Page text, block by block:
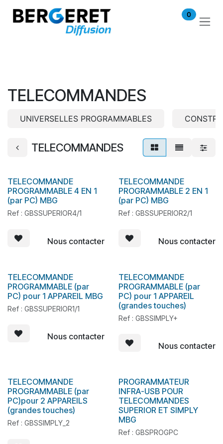
Se rendre au contenu
0
TELECOMMANDES
UNIVERSELLES PROGRAMMABLES
TELECOMMANDES
En stock
TELECOMMANDE
PROGRAMMABLE 4 EN 1
(par PC) MBG
Ref : GBSSUPERIOR4/1
Nous contacter
TELECOMMANDE
PROGRAMMABLE 2 EN 1
(par PC) MBG
Ref : GBSSUPERIOR2/1
Nous contacter
En stock
TELECOMMANDE
PROGRAMMABLE (par
PC) pour 1 APPAREIL MBG
Ref : GBSSUPERIOR1/1
Nous contacter
En stock
TELECOMMANDE
PROGRAMMABLE (par
PC) pour 1 APPAREIL
(grandes touches)
Ref : GBSSIMPLY+
Nous contacter
En stock
TELECOMMANDE
PROGRAMMABLE (par
PC)pour 2 APPAREILS
(grandes touches)
Ref : GBSSIMPLY_2
En stock
PROGRAMMATEUR
INFRA-USB POUR
TELECOMMANDES
SUPERIOR ET SIMPLY
MBG
Ref : GBSPROGPC